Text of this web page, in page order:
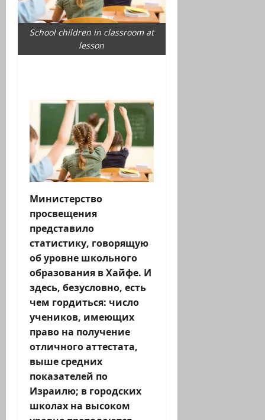
School children in classroom at
lesson
Министерство
просвещения
представило
статистику, говорящую
об уровне школьного
образования в Хайфе. И
здесь, безусловно, есть
чем гордиться: число
учеников, имеющих
право на получение
отличного аттестата,
выше средних
показателей по
Израилю; в городских
школах на высоком